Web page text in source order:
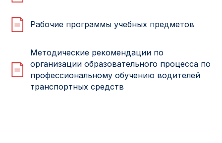
Рабочие программы учебных предметов
Методические рекомендации по
организации образовательного процесса по
профессиональному обучению водителей
транспортных средств